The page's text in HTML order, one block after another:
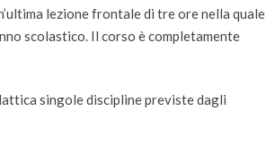
lezione frontale di tre ore nella quale
scolastico. Il corso è completamente
singole discipline previste dagli